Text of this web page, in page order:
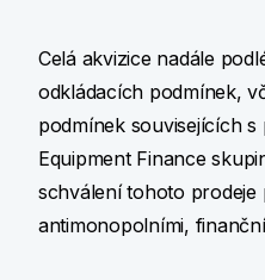
Celá akvizice nadále
odkládacích podmínek,
podmínek souvisejících s
Equipment Finance
schválení tohoto prodeje
antimonopolními,